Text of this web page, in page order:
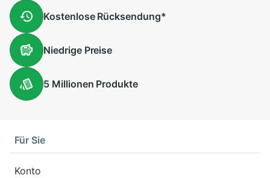
KostenloseRücksendung*
NiedrigePreise
5 Millionen Produkte
Für Sie
Konto